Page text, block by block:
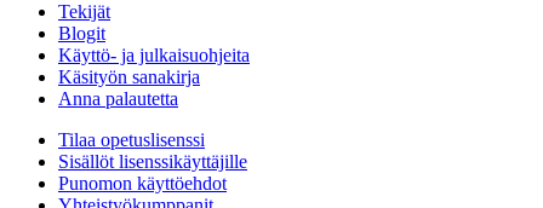
Tekijät
Blogit
Käyttö- ja julkaisuohjeita
Käsityön sanakirja
Anna palautetta
Tilaa opetuslisenssi
Sisällöt lisenssikäyttäjille
Punomon käyttöehdot